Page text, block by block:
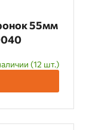
55мм
(12 шт.)